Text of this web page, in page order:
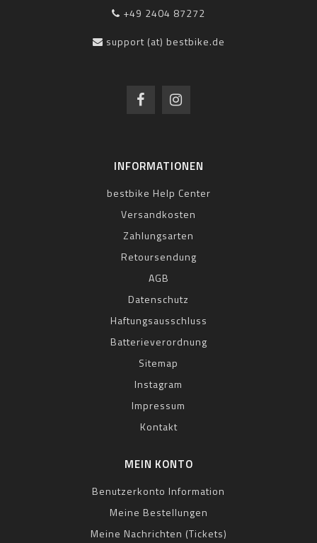
+49 2404 87272
support (at) bestbike.de
INFORMATIONEN
bestbike Help Center
Versandkosten
Zahlungsarten
Retoursendung
AGB
Datenschutz
Haftungsausschluss
Batterieverordnung
Sitemap
Instagram
Impressum
Kontakt
MEIN KONTO
Benutzerkonto Information
Meine Bestellungen
Meine Nachrichten (Tickets)